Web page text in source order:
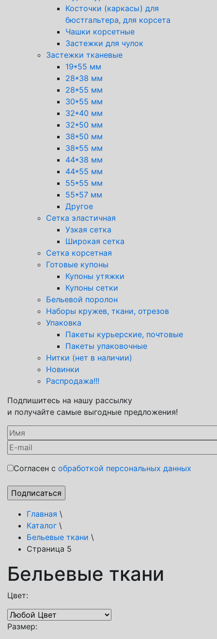
Косточки (каркасы) для
бюстгальтера, для корсета
Чашки корсетные
Застежки для чулок
Застежки тканевые
19*55 мм
28*38 мм
28*55 мм
30*55 мм
32*40 мм
32*50 мм
38*50 мм
38*55 мм
44*38 мм
44*55 мм
55*55 мм
55*57 мм
Другое
Сетка эластичная
Узкая сетка
Широкая сетка
Сетка корсетная
Готовые купоны
Купоны утяжки
Купоны сетки
Бельевой поролон
Наборы кружев, ткани, отрезов
Упаковка
Пакеты курьерские, почтовые
Пакеты упаковочные
Нитки (нет в наличии)
Новинки
Распродажа!!!
Подпишитесь на нашу рассылку
и получайте самые выгодные предложения!
Согласен с обработкой персональных данных
Главная \
Каталог \
Бельевые ткани \
Страница 5
Бельевые ткани
Цвет:
Размер: